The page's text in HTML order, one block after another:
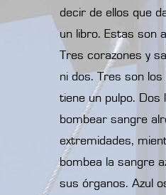
decir de ellos que
un libro. Estas son
Tres corazones y
ni dos. Tres son
tiene un pulpo. Dos
bombear sangre
extremidades,
bombea la sangre
sus órganos. Azul